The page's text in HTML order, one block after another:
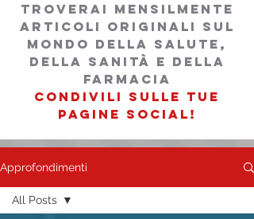
troverai mensilmente
articoli originali sul
mondo della salutE,
della sanità e della
farmacia
condivili sulle tue
pagine social!
Approfondimenti
All Posts